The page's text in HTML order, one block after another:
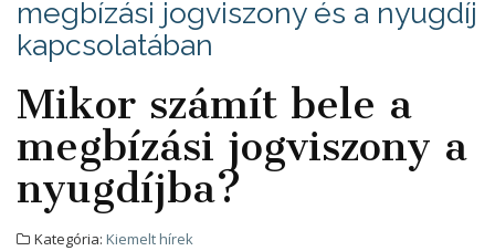
megbízási jogviszony és a nyugdíj
kapcsolatában
Mikor számít bele a
megbízási jogviszony a
nyugdíjba?
Kategória: Kiemelt hírek